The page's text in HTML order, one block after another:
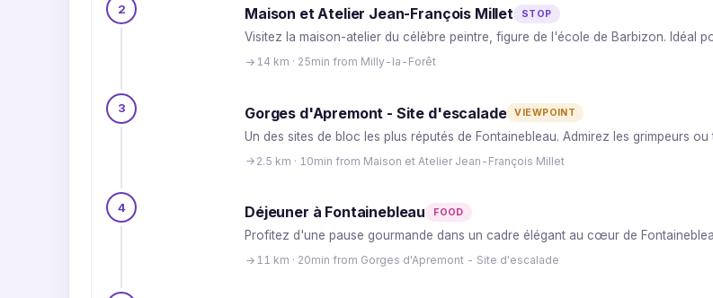
2 Maison et Atelier Jean-François Millet STOP
Visitez la maison-atelier du célèbre peintre, figure de l'école de Barbizon. Idéal
14 km · 25min from Milly-la-Forêt
3 Gorges d'Apremont - Site d'escalade VIEWPOINT
Un des sites de bloc les plus réputés de Fontainebleau. Admirez les grimpeurs
2.5 km · 10min from Maison et Atelier Jean-François Millet
4 Déjeuner à Fontainebleau FOOD
Profitez d'une pause gourmande dans un cadre élégant au cœur de
11 km · 20min from Gorges d'Apremont - Site d'escalade